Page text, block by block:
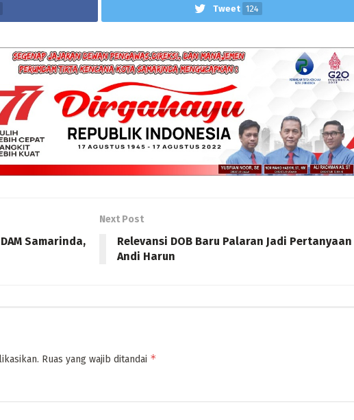
Tweet 124
Samarinda,
Next Post
Relevansi DOB Baru Palaran Jadi Pertanyaan
Andi Harun
Ruas yang wajib ditandai *